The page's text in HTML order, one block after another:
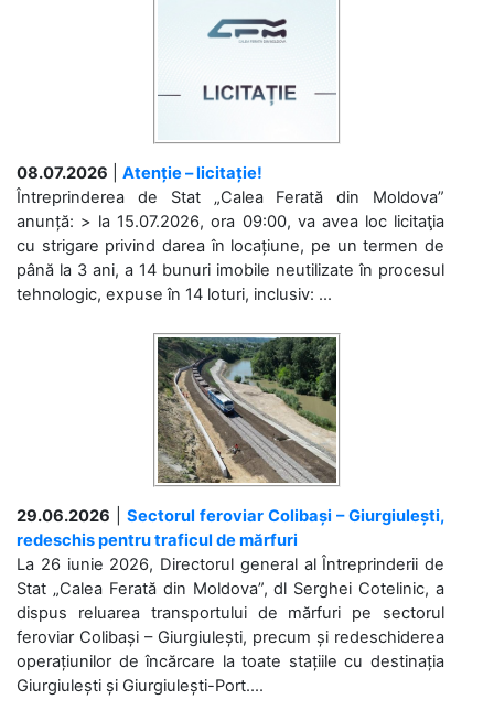
08.07.2026
Atenție – licitație!
Întreprinderea de Stat „Calea Ferată din Moldova”
anunță: > la 15.07.2026, ora 09:00, va avea loc licitaţia
cu strigare privind darea în locațiune, pe un termen de
până la 3 ani, a 14 bunuri imobile neutilizate în procesul
tehnologic, expuse în 14 loturi, inclusiv: ...
29.06.2026
Sectorul feroviar Colibași – Giurgiulești,
redeschis pentru traficul de mărfuri
La 26 iunie 2026, Directorul general al Întreprinderii de
Stat „Calea Ferată din Moldova”, dl Serghei Cotelinic, a
dispus reluarea transportului de mărfuri pe sectorul
feroviar Colibași – Giurgiulești, precum și redeschiderea
operațiunilor de încărcare la toate stațiile cu destinația
Giurgiulești și Giurgiulești-Port....